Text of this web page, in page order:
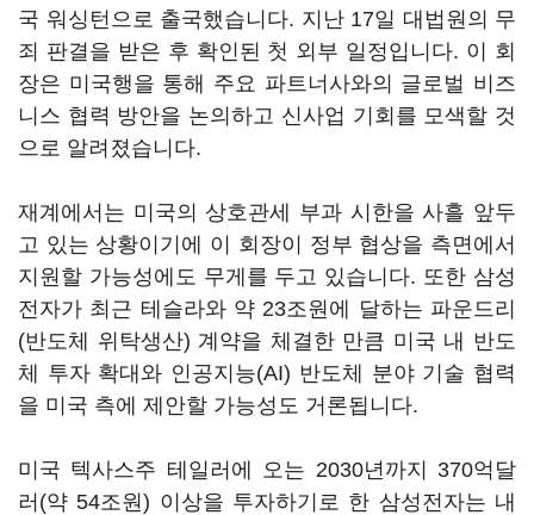
국 워싱턴으로 출국했습니다. 지난 17일 대법원의 무
죄 판결을 받은 후 확인된 첫 외부 일정입니다. 이 회
장은 미국행을 통해 주요 파트너사와의 글로벌 비즈
니스 협력 방안을 논의하고 신사업 기회를 모색할 것
으로 알려졌습니다.
재계에서는 미국의 상호관세 부과 시한을 사흘 앞두
고 있는 상황이기에 이 회장이 정부 협상을 측면에서
지원할 가능성에도 무게를 두고 있습니다. 또한 삼성
전자가 최근 테슬라와 약 23조원에 달하는 파운드리
(반도체 위탁생산) 계약을 체결한 만큼 미국 내 반도
체 투자 확대와 인공지능(AI) 반도체 분야 기술 협력
을 미국 측에 제안할 가능성도 거론됩니다.
미국 텍사스주 테일러에 오는 2030년까지 370억달
러 (약54조원) 이상을 투자하기로 한 삼성전자는 내